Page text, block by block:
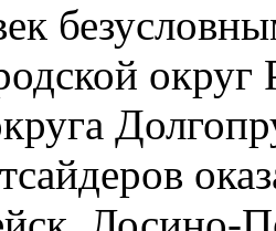
округ